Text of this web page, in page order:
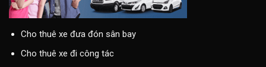
Cho thuê xe đưa đón sân bay
Cho thuê xe đi công tác